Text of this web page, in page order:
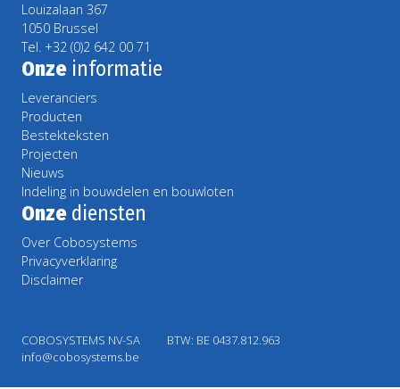
Louizalaan 367
1050 Brussel
Tel. +32 (0)2 642 00 71
Onze informatie
Leveranciers
Producten
Bestekteksten
Projecten
Nieuws
Indeling in bouwdelen en bouwloten
Onze diensten
Over Cobosystems
Privacyverklaring
Disclaimer
COBOSYSTEMS NV-SA
BTW: BE 0437.812.963
info@cobosystems.be